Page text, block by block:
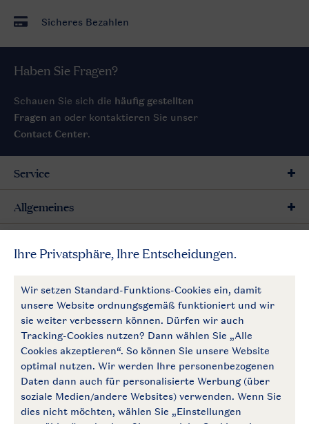
Sicheres Bezahlen
Haben Sie Fragen?
Schauen Sie sich die häufig gestellten
Fragen an oder kontaktieren Sie unser
Contact Center.
Follow Us
facebookinstagram
Zum Newsletter anmelden
Service
Allgemeines